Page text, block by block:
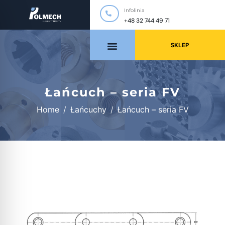
+48 32 744 49 71
Infolinia
SKLEP
Łańcuch – seria FV
Home Łańcuchy Łańcuch – seria FV